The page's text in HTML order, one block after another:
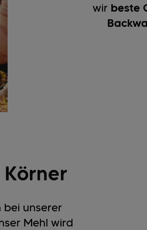
wir beste
bei unserer
Mehl wird